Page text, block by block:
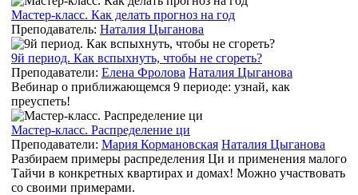
Мастер-класс. Как делать прогноз на год
Преподаватель: Наталия Цыганова
9й период. Как вспыхнуть, чтобы не сгореть?
Преподаватели: Елена Фролова Наталия Цыганова
Вебинар о приближающемся 9 периоде: узнай, как
преуспеть!
Мастер-класс. Распределение ци
Преподаватели: Мария Кормановская Наталия Цыганова
Разбираем примеры распределения Ци и применения малого
Тайчи в конкретных квартирах и домах! Можно участвовать
со своими примерами.